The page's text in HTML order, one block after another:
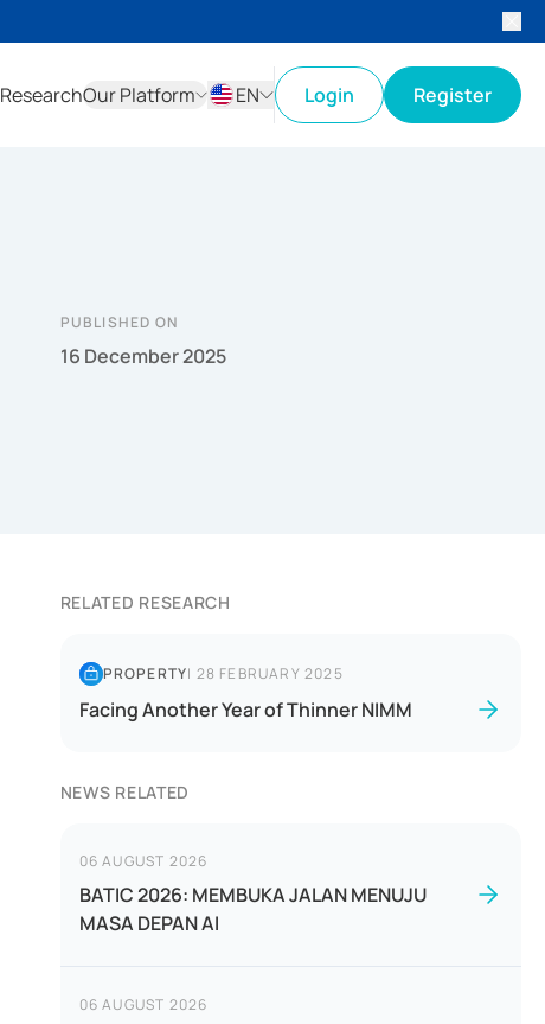
ResearchOur Platform
EN
Login Register
PUBLISHED ON
16 December 2025
RELATED RESEARCH
PROPERTY| 28 FEBRUARY 2025
Facing Another Year of Thinner NIMM
NEWS RELATED
06 AUGUST 2026
BATIC 2026: MEMBUKA JALAN MENUJU
MASA DEPAN AI
06 AUGUST 2026